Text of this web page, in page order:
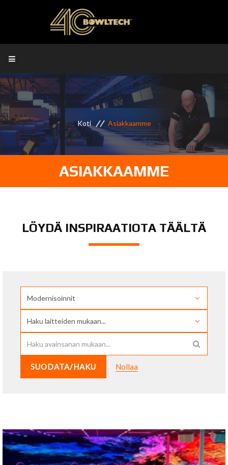
Koti Asiakkaamme
ASIAKKAAMME
LÖYDÄ INSPIRAATIOTA TÄÄLTÄ
SUODATA/HAKU Nollaa